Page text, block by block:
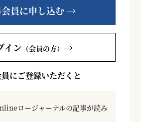
会員に申し込む →
イン （会員の方） →
にご登録いただくと
ロージャーナルの記事が読み